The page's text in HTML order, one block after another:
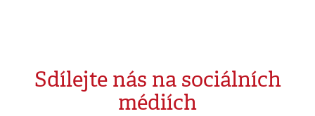
Sdílejte nás na sociálních
médiích